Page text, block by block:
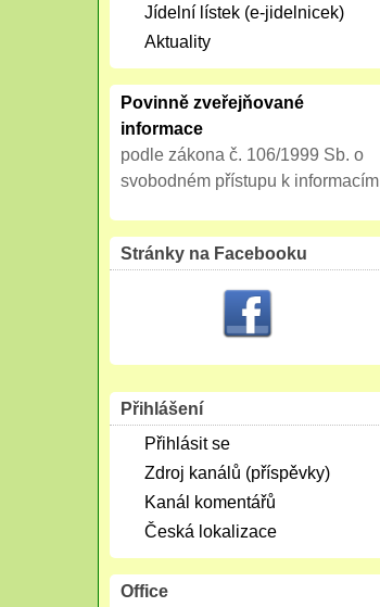
Jídelní lístek (e-jidelnicek)
Aktuality
Povinně zveřejňované
informace
podle zákona č. 106/1999 Sb. o
svobodném přístupu k informacím
Stránky na Facebooku
Přihlášení
Přihlásit se
Zdroj kanálů (příspěvky)
Kanál komentářů
Česká lokalizace
Office